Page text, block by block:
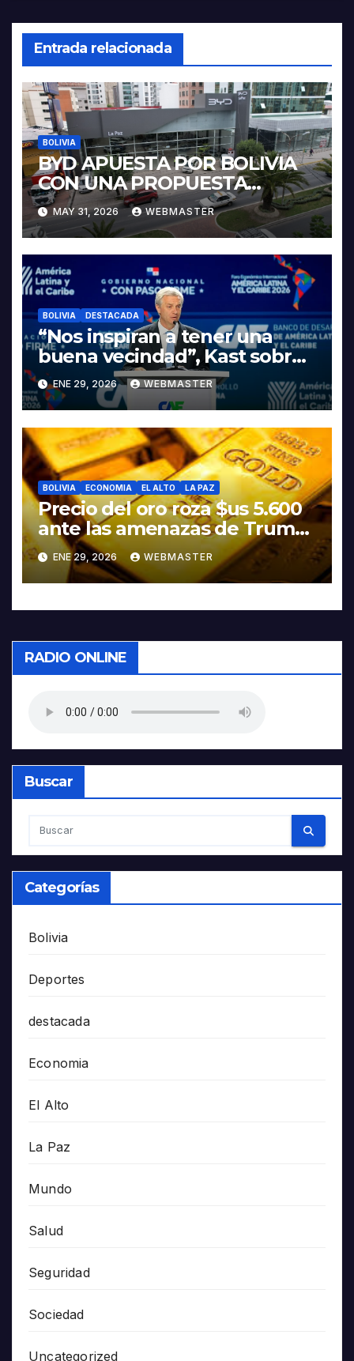
Entrada relacionada
BOLIVIA
BYD APUESTA POR BOLIVIA
CON UNA PROPUESTA
INTEGRAL PARA IMPULSAR
LA ELECTROMOVILIDAD Y LA
INDUSTRIALIZACIÓN DEL
LITIO
MAY 31, 2026 WEBMASTER
BOLIVIA DESTACADA
“Nos inspiran a tener una
buena vecindad”, Kast sobre
discurso del presidente
Rodrigo Paz
ENE 29, 2026 WEBMASTER
BOLIVIA ECONOMIA EL ALTO LA PAZ
Precio del oro roza $us 5.600
ante las amenazas de Trump
contra Irán
ENE 29, 2026 WEBMASTER
RADIO ONLINE
Buscar
Categorías
Bolivia
Deportes
destacada
Economia
El Alto
La Paz
Mundo
Salud
Seguridad
Sociedad
Uncategorized